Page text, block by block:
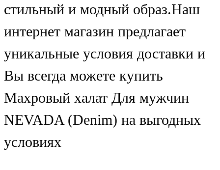
стильный и модный образ.Наш
интернет магазин предлагает
уникальные условия доставки и
Вы всегда можете купить
Махровый халат Для мужчин
NEVADA (Denim) на выгодных
условиях